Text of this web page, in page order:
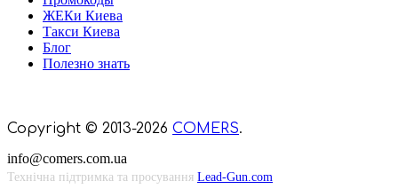
ЖЕКи Киева
Такси Киева
Блог
Полезно знать
Copyright © 2013-2026 COMERS.
info@comers.com.ua
Технічна підтримка та просування Lead-Gun.com